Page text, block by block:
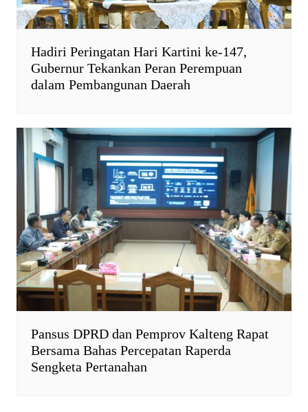
Hadiri Peringatan Hari Kartini ke-147,
Gubernur Tekankan Peran Perempuan
dalam Pembangunan Daerah
Pansus DPRD dan Pemprov Kalteng Rapat
Bersama Bahas Percepatan Raperda
Sengketa Pertanahan